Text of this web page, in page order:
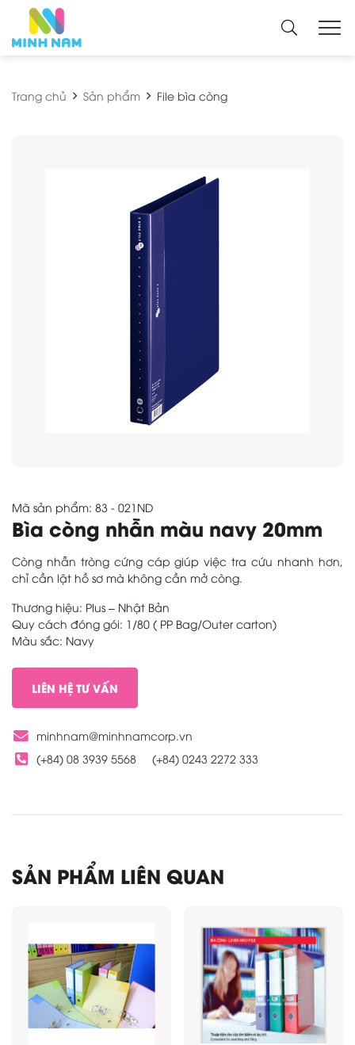
Trang chủ Sản phẩm File bìa còng
Mã sản phẩm: 83 - 021ND
Bìa còng nhẫn màu navy 20mm
Còng nhẫn tròng cứng cáp giúp việc tra cứu nhanh hơn,
chỉ cần lật hồ sơ mà không cần mở còng.
Thương hiệu: Plus – Nhật Bản
Quy cách đóng gói: 1/80 ( PP Bag/Outer carton)
Màu sắc: Navy
LIÊN HỆ TƯ VẤN
minhnam@minhnamcorp.vn
(+84) 08 3939 5568
(+84) 0243 2272 333
SẢN PHẨM LIÊN QUAN